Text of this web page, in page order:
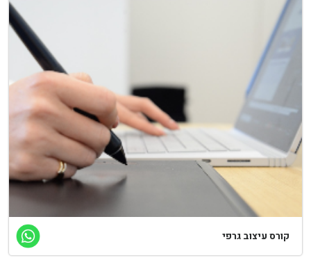
עיצוב גרפי